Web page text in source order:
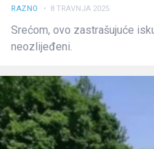
RAZNO • 8 TRAVNJA 2025
Srećom, ovo zastrašujuće
neozlijeđeni.